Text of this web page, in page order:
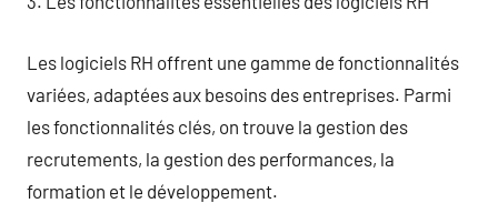
Les logiciels RH offrent une gamme de fonctionnalités
variées, adaptées aux besoins des entreprises. Parmi
les fonctionnalités clés, on trouve la gestion des
recrutements, la gestion des performances, la
formation et le développement.